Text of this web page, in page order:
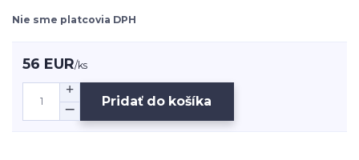
Nie sme platcovia DPH
56 EUR/ks
Pridať do košíka